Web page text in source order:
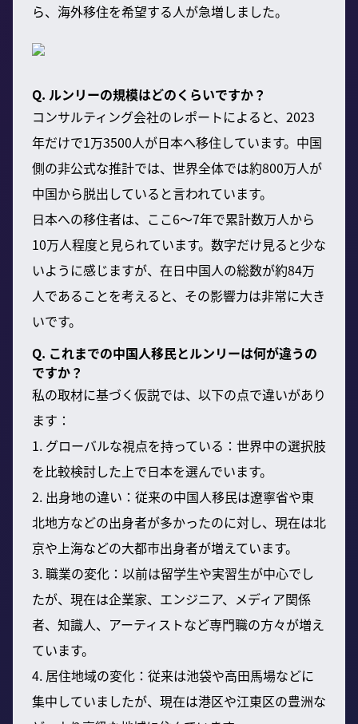
ら、海外移住を希望する人が急増しました。
Q. ルンリーの規模はどのくらいですか？
コンサルティング会社のレポートによると、2023
年だけで1万3500人が日本へ移住しています。中国
側の非公式な推計では、世界全体では約800万人が
中国から脱出していると言われています。
日本への移住者は、ここ6〜7年で累計数万人から
10万人程度と見られています。数字だけ見ると少な
いように感じますが、在日中国人の総数が約84万
人であることを考えると、その影響力は非常に大き
いです。
Q. これまでの中国人移民とルンリーは何が違うの
ですか？
私の取材に基づく仮説では、以下の点で違いがあり
ます：
1. グローバルな視点を持っている：世界中の選択肢
を比較検討した上で日本を選んでいます。
2. 出身地の違い：従来の中国人移民は遼寧省や東
北地方などの出身者が多かったのに対し、現在は北
京や上海などの大都市出身者が増えています。
3. 職業の変化：以前は留学生や実習生が中心でし
たが、現在は企業家、エンジニア、メディア関係
者、知識人、アーティストなど専門職の方々が増え
ています。
4. 居住地域の変化：従来は池袋や高田馬場などに
集中していましたが、現在は港区や江東区の豊洲な